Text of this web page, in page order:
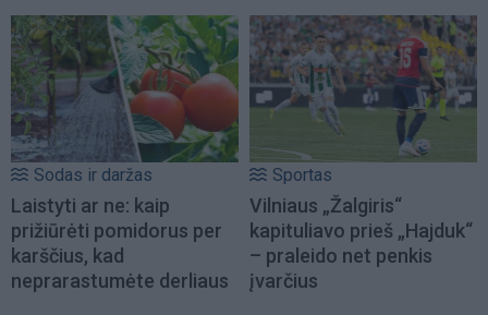
Sodas ir daržas
Laistyti ar ne: kaip
prižiūrėti pomidorus per
karščius, kad
neprarastumėte derliaus
Sportas
Vilniaus „Žalgiris“
kapituliavo prieš „Hajduk“
– praleido net penkis
įvarčius